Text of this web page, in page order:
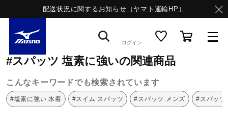
配送状況に関するお知らせ（ヤマト運輸HP）
ライフスタイルウエア
ログイン
ミズノ公式オンライン
#スパッツ 塩素に強いの関連商品
こんなキーワードでも検索されています
#塩素に強い 水着 #スイム スパッツ #スパッツ メンズ #スパッツ